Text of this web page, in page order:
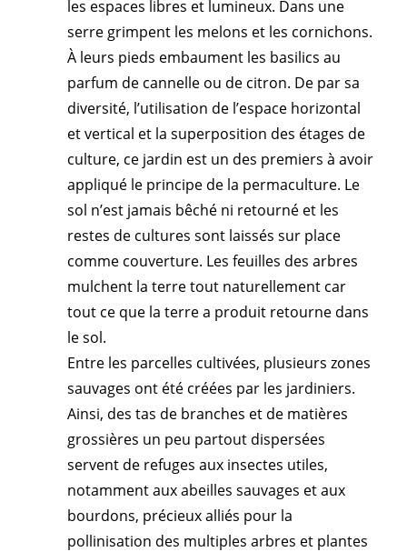
les espaces libres et lumineux. Dans une
serre grimpent les melons et les cornichons.
À leurs pieds embaument les basilics au
parfum de cannelle ou de citron. De par sa
diversité, l’utilisation de l’espace horizontal
et vertical et la superposition des étages de
culture, ce jardin est un des premiers à avoir
appliqué le principe de la permaculture. Le
sol n’est jamais bêché ni retourné et les
restes de cultures sont laissés sur place
comme couverture. Les feuilles des arbres
mulchent la terre tout naturellement car
tout ce que la terre a produit retourne dans
le sol.
Entre les parcelles cultivées, plusieurs zones
sauvages ont été créées par les jardiniers.
Ainsi, des tas de branches et de matières
grossières un peu partout dispersées
servent de refuges aux insectes utiles,
notamment aux abeilles sauvages et aux
bourdons, précieux alliés pour la
pollinisation des multiples arbres et plantes